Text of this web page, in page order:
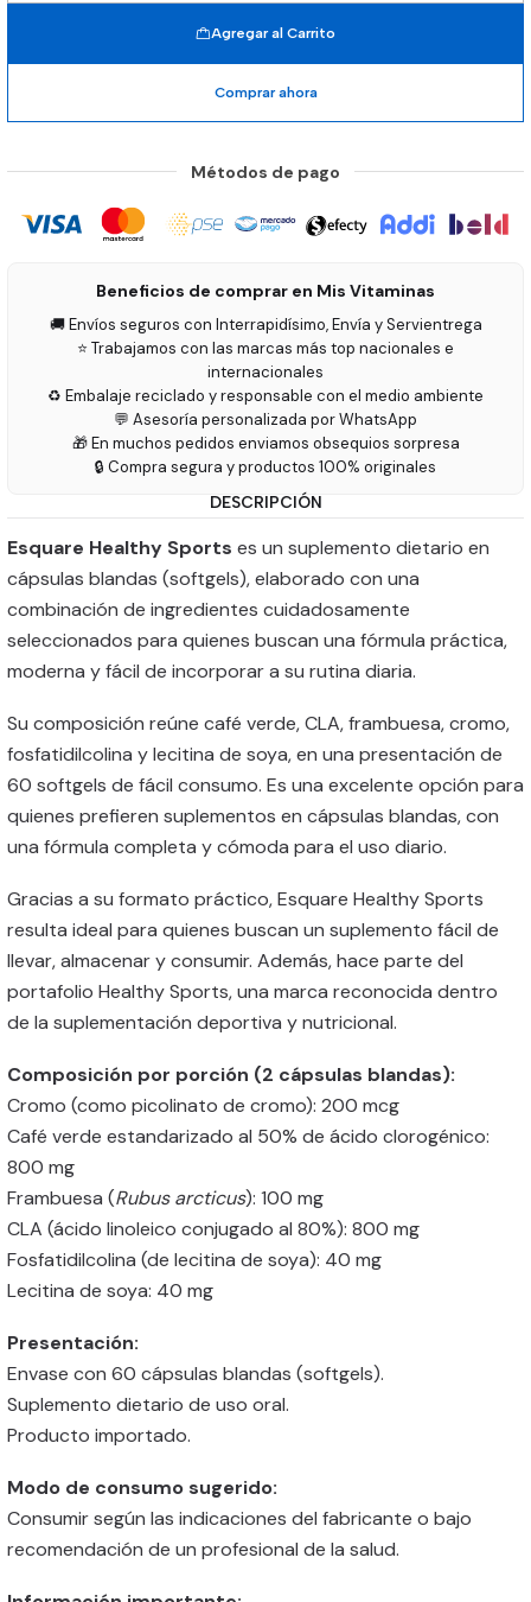
Agregar al Carrito
Comprar ahora
Métodos de pago
Beneficios de comprar en Mis Vitaminas
🚚 Envíos seguros con Interrapidísimo, Envía y Servientrega
⭐ Trabajamos con las marcas más top nacionales e
internacionales
♻️ Embalaje reciclado y responsable con el medio ambiente
💬 Asesoría personalizada por WhatsApp
🎁 En muchos pedidos enviamos obsequios sorpresa
🔒 Compra segura y productos 100% originales
DESCRIPCIÓN
Esquare Healthy Sports es un suplemento dietario en
cápsulas blandas (softgels), elaborado con una
combinación de ingredientes cuidadosamente
seleccionados para quienes buscan una fórmula práctica,
moderna y fácil de incorporar a su rutina diaria.
Su composición reúne café verde, CLA, frambuesa, cromo,
fosfatidilcolina y lecitina de soya, en una presentación de
60 softgels de fácil consumo. Es una excelente opción para
quienes prefieren suplementos en cápsulas blandas, con
una fórmula completa y cómoda para el uso diario.
Gracias a su formato práctico, Esquare Healthy Sports
resulta ideal para quienes buscan un suplemento fácil de
llevar, almacenar y consumir. Además, hace parte del
portafolio Healthy Sports, una marca reconocida dentro
de la suplementación deportiva y nutricional.
Composición por porción (2 cápsulas blandas):
Cromo (como picolinato de cromo): 200 mcg
Café verde estandarizado al 50% de ácido clorogénico:
800 mg
Frambuesa (Rubus arcticus): 100 mg
CLA (ácido linoleico conjugado al 80%): 800 mg
Fosfatidilcolina (de lecitina de soya): 40 mg
Lecitina de soya: 40 mg
Presentación:
Envase con 60 cápsulas blandas (softgels).
Suplemento dietario de uso oral.
Producto importado.
Modo de consumo sugerido:
Consumir según las indicaciones del fabricante o bajo
recomendación de un profesional de la salud.